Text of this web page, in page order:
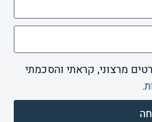
מרצוני, קראתי והסכמתי
.